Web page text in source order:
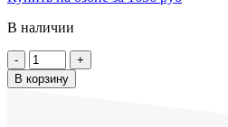
В наличии
Количество
товара
Подсветка
В корзину